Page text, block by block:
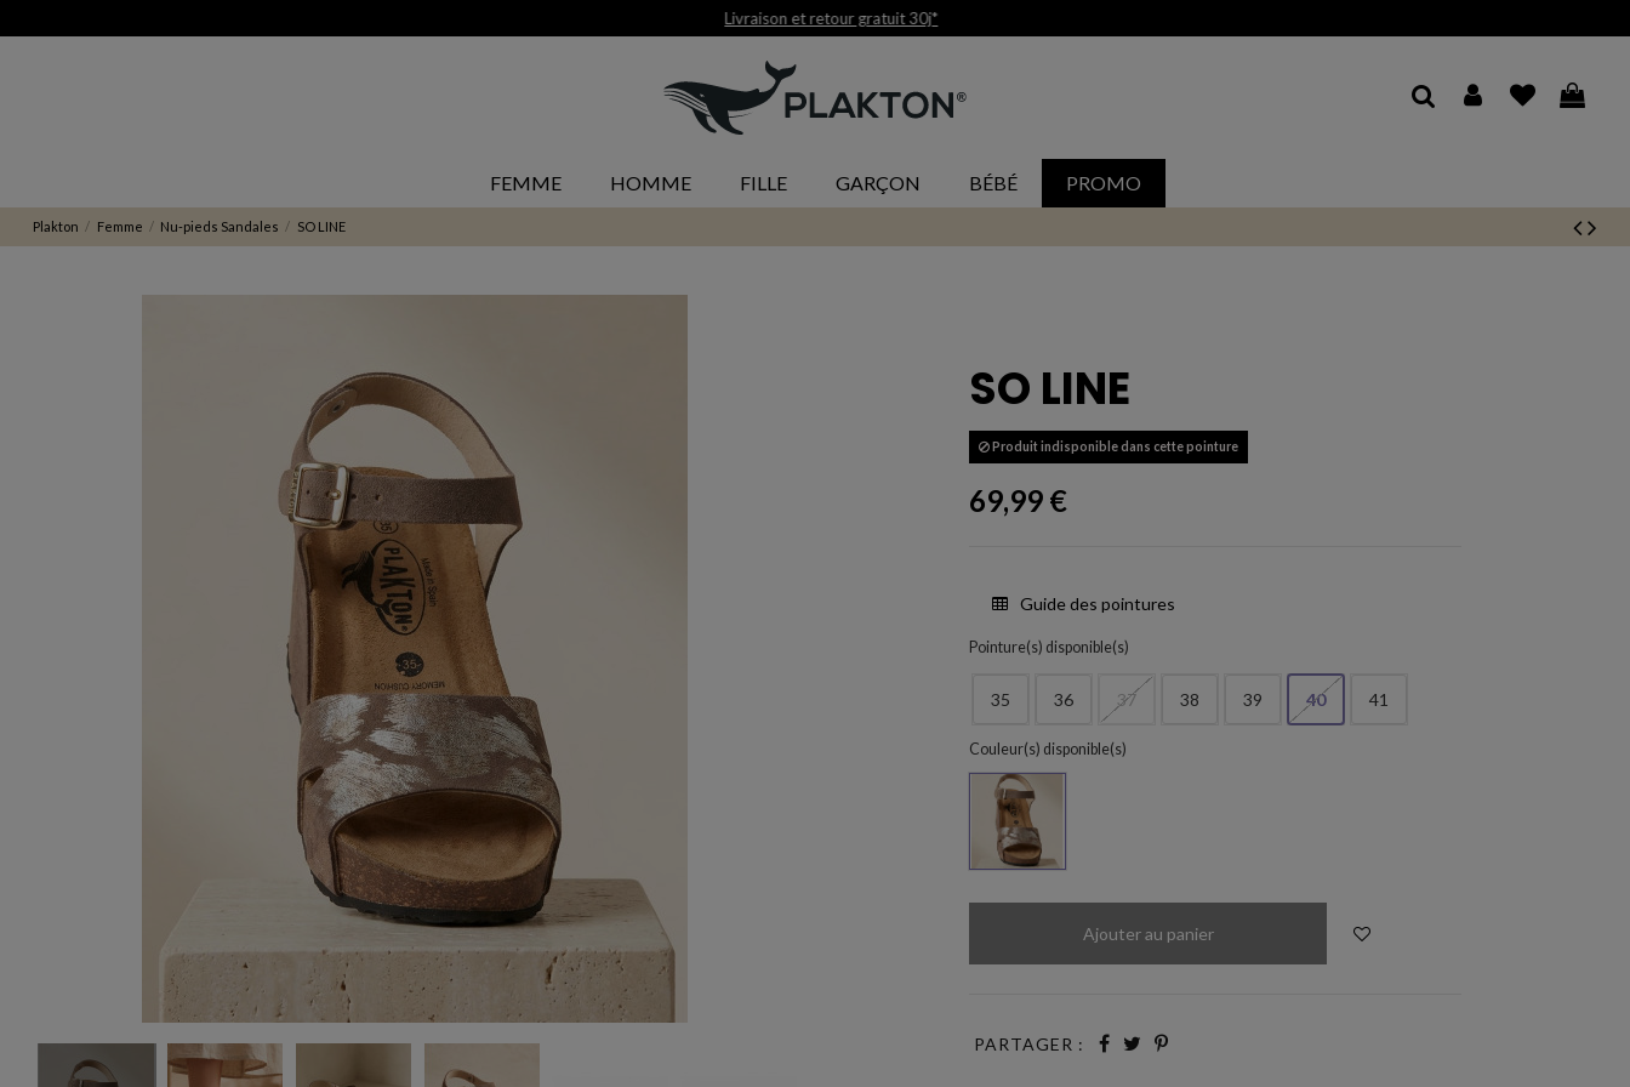
Livraison et retour gratuit 30j*
FEMME HOMME FILLE GARÇON BÉBÉ PROMO
Plakton Femme Nu-pieds Sandales SO LINE
SO LINE
Produit indisponible dans cette pointure
69,99 €
Guide des pointures
Pointure(s) disponible(s)
35 36 37 38 39 40 41
Couleur(s) disponible(s)
LODO285-LDO28
Ajouter au panier
PARTAGER :